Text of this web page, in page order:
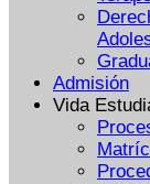
Admisión
Vida